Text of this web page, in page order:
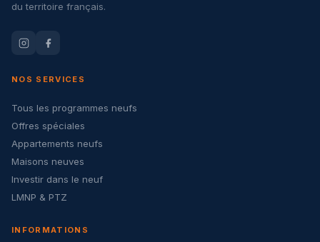
du territoire français.
NOS SERVICES
Tous les programmes neufs
Offres spéciales
Appartements neufs
Maisons neuves
Investir dans le neuf
LMNP & PTZ
INFORMATIONS